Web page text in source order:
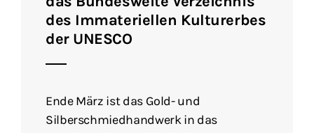
des Immateriellen Kulturerbes
der UNESCO
Ende März ist das Gold- und
Silberschmiedhandwerk in das